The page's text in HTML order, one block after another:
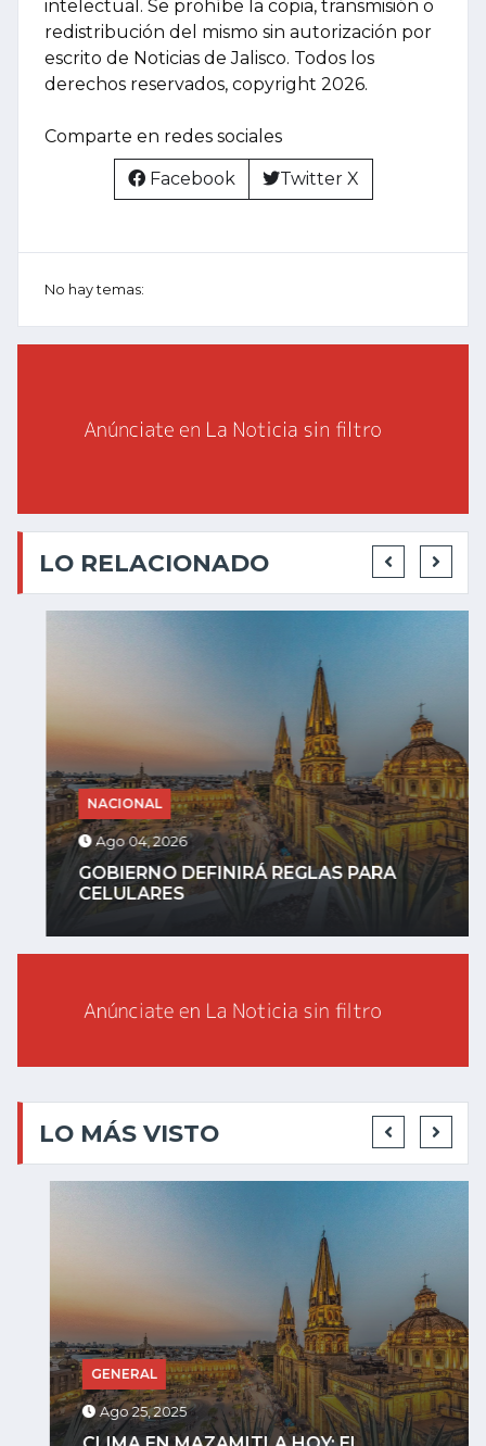
intelectual. Se prohíbe la copia, transmisión o
redistribución del mismo sin autorización por
escrito de Noticias de Jalisco. Todos los
derechos reservados, copyright 2026.
Comparte en redes sociales
Facebook Twitter X
No hay temas:
LO RELACIONADO
NACIONAL
Ago 04, 2026
GOBIERNO DEFINIRÁ REGLAS PARA
CELULARES
LO MÁS VISTO
GENERAL
Ago 25, 2025